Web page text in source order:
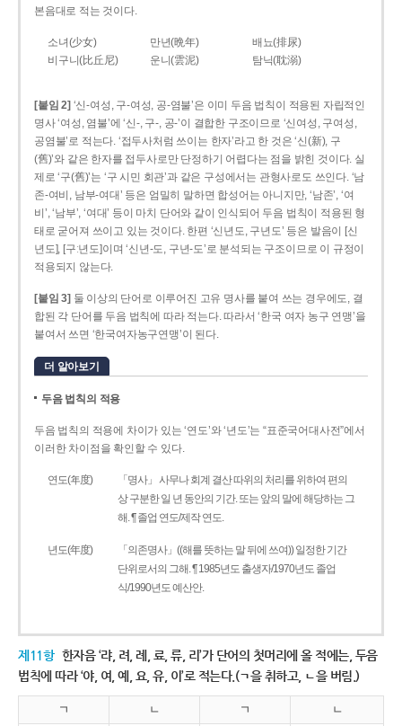
본음대로 적는 것이다.
소녀(少女) 만년(晩年)
배뇨(排尿)
비구니(比丘尼)
운니(雲泥) 탐닉(耽溺)
[붙임 2] ‘신-여성, 구-여성, 공-염불’은 이미 두음 법칙이 적용된 자립적인
명사 ‘여성, 염불’에 ‘신-, 구-, 공-’이 결합한 구조이므로 ‘신여성, 구여성,
공염불’로 적는다. ‘접두사처럼 쓰이는 한자’라고 한 것은 ‘신(新), 구
(舊)’와 같은 한자를 접두사로만 단정하기 어렵다는 점을 밝힌 것이다. 실
제로 ‘구(舊)’는 ‘구 시민 회관’과 같은 구성에서는 관형사로도 쓰인다. ‘남
존­-여비, 남부-­여대’ 등은 엄밀히 말하면 합성어는 아니지만, ‘남존’, ‘여
비’, ‘남부’, ‘여대’ 등이 마치 단어와 같이 인식되어 두음 법칙이 적용된 형
태로 굳어져 쓰이고 있는 것이다. 한편 ‘신년도, 구년도’ 등은 발음이 [신
년도], [구ː년도]이며 ‘신년­-도, 구년-­도’로 분석되는 구조이므로 이 규정이
적용되지 않는다.
[붙임 3] 둘 이상의 단어로 이루어진 고유 명사를 붙여 쓰는 경우에도, 결
합된 각 단어를 두음 법칙에 따라 적는다. 따라서 ‘한국 여자 농구 연맹’을
붙여서 쓰면 ‘한국여자농구연맹’이 된다.
더 알아보기
두음 법칙의 적용
두음 법칙의 적용에 차이가 있는 ‘연도’와 ‘년도’는 “표준국어대사전”에서
이러한 차이점을 확인할 수 있다.
연도(年度)
「명사」 사무나 회계 결산 따위의 처리를 위하여 편의
상 구분한 일 년 동안의 기간. 또는 앞의 말에 해당하는 그
해. ¶ 졸업 연도/제작 연도.
년도(年度)
「의존명사」((해를 뜻하는 말 뒤에 쓰여)) 일정한 기간
단위로서의 그해. ¶ 1985년도 출생자/1970년도 졸업
식/1990년도 예산안.
제11항 한자음 ‘랴, 려, 례, 료, 류, 리’가 단어의 첫머리에 올 적에는, 두음
법칙에 따라 ‘야, 여, 예, 요, 유, 이’로 적는다.(ㄱ을 취하고, ㄴ을 버림.)
ㄱ ㄴ ㄱ ㄴ